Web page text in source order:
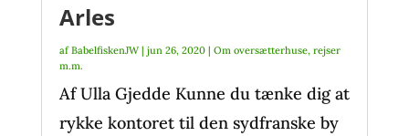
Arles
afBabelfiskenJW| jun 26, 2020| Om oversætterhuse, rejser
m.m.
Af Ulla Gjedde Kunne du tænke dig at
rykke kontoret til den sydfranske by